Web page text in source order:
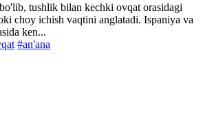
tushlik bilan kechki ovqat orasidagi
choy ichish vaqtini anglatadi. Ispaniya va
ken...
#an'ana